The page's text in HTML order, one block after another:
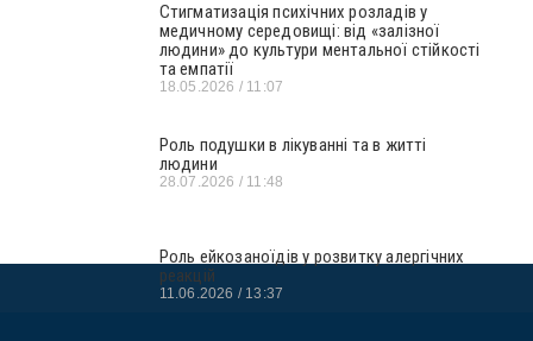
Стигматизація психічних розладів у
медичному середовищі: від «залізної
людини» до культури ментальної стійкості
та емпатії
18.05.2026 11:07
Роль подушки в лікуванні та в житті
людини
28.07.2026 11:48
Роль ейкозаноїдів у розвитку алергічних
реакцій
11.06.2026 13:37